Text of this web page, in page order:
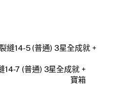
縫14-5 (普通) 3星全成就 +
14-7 (普通) 3星全成就 +
寶箱